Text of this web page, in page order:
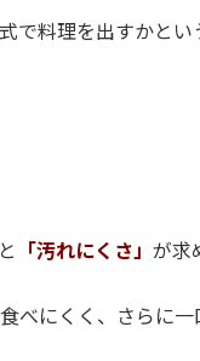
で料理を出すかとい
と 「汚れにくさ」 が求
にくく、さらに